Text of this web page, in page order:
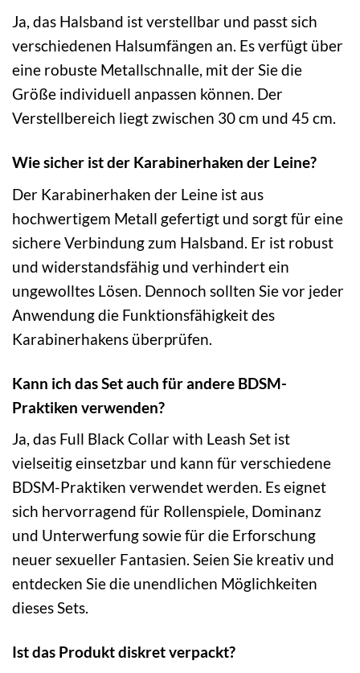
Ja, das Halsband ist verstellbar und passt sich
verschiedenen Halsumfängen an. Es verfügt über
eine robuste Metallschnalle, mit der Sie die
Größe individuell anpassen können. Der
Verstellbereich liegt zwischen 30 cm und 45 cm.
Wie sicher ist der Karabinerhaken der Leine?
Der Karabinerhaken der Leine ist aus
hochwertigem Metall gefertigt und sorgt für eine
sichere Verbindung zum Halsband. Er ist robust
und widerstandsfähig und verhindert ein
ungewolltes Lösen. Dennoch sollten Sie vor jeder
Anwendung die Funktionsfähigkeit des
Karabinerhakens überprüfen.
Kann ich das Set auch für andere BDSM-
Praktiken verwenden?
Ja, das Full Black Collar with Leash Set ist
vielseitig einsetzbar und kann für verschiedene
BDSM-Praktiken verwendet werden. Es eignet
sich hervorragend für Rollenspiele, Dominanz
und Unterwerfung sowie für die Erforschung
neuer sexueller Fantasien. Seien Sie kreativ und
entdecken Sie die unendlichen Möglichkeiten
dieses Sets.
Ist das Produkt diskret verpackt?